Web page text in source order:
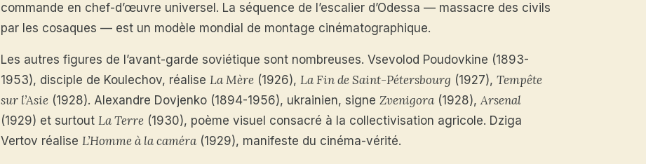
commande en chef-d’œuvre universel. La séquence de l’escalier d’Odessa — massacre des civils
par les cosaques — est un modèle mondial de montage cinématographique.
Les autres figures de l’avant-garde soviétique sont nombreuses. Vsevolod Poudovkine (1893-
1953), disciple de Koulechov, réalise La Mère (1926), La Fin de Saint-Pétersbourg (1927), Tempête
sur l’Asie (1928). Alexandre Dovjenko (1894-1956), ukrainien, signe Zvenigora (1928),Arsenal
(1929) et surtout La Terre (1930), poème visuel consacré à la collectivisation agricole. Dziga
Vertov réalise L’Homme à la caméra (1929), manifeste du cinéma-vérité.